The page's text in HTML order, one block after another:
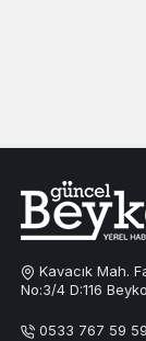
Kavacık Mah.
No:3/4 D:116
0533 767 59 59